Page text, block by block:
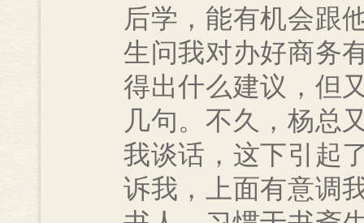
后学，能有机会跟
生问我对办好商务
得出什么建议，但
几句。不久，杨总
我谈话，这下引起
诉我，上面有意调